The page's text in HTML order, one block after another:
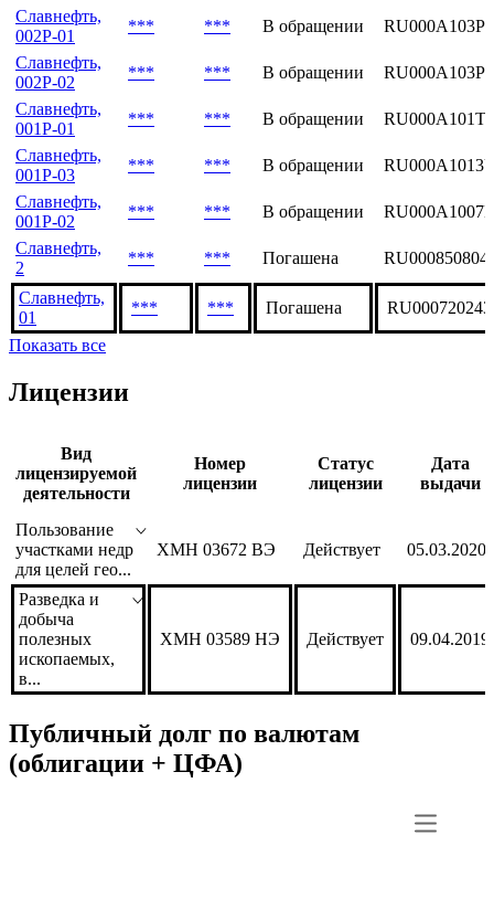
Славнефть,
002P-01
*** *** В обращении
Славнефть,
002P-02
*** *** В обращении
Славнефть,
001P-01
*** *** В обращении
Славнефть,
001P-03
*** *** В обращении
Славнефть,
001P-02
*** *** В обращении
Славнефть,
2
*** *** Погашена
Славнефть,
01
*** *** Погашена
Показать все
Лицензии
Вид
лицензируемой
деятельности
Номер
лицензии
Статус
лицензии
Дата
выдачи
Пользование
участками недр
для целей гео...
ХМН 03672 ВЭ Действует 05.03.2020
Разведка и
добыча
полезных
ископаемых,
в...
ХМН 03589 НЭ Действует 09.04.2019
Публичный долг по валютам
(облигации + ЦФА)